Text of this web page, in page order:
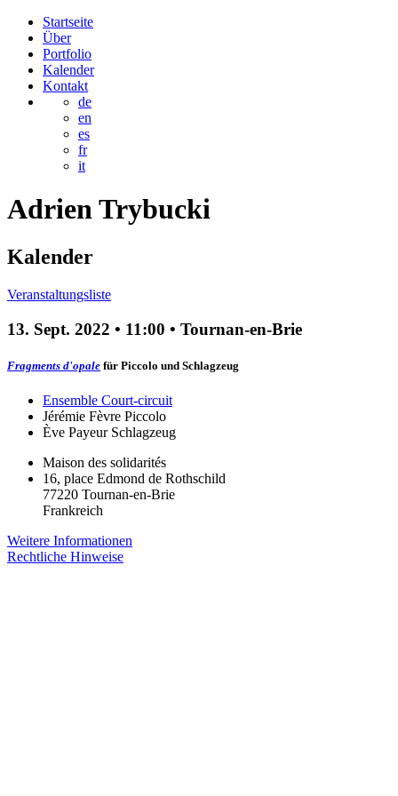
Startseite
Über
Portfolio
Kalender
Kontakt
de
en
es
fr
it
AdrienTrybucki
Kalender
Veranstaltungsliste
13. Sept. 2022 • 11:00 • Tournan-en-Brie
Fragments d'opale für Piccolo und Schlagzeug
Ensemble Court-circuit
Jérémie Fèvre Piccolo
Ève Payeur Schlagzeug
Maison des solidarités
16, place Edmond de Rothschild
77220 Tournan-en-Brie
Frankreich
Weitere Informationen
Rechtliche Hinweise